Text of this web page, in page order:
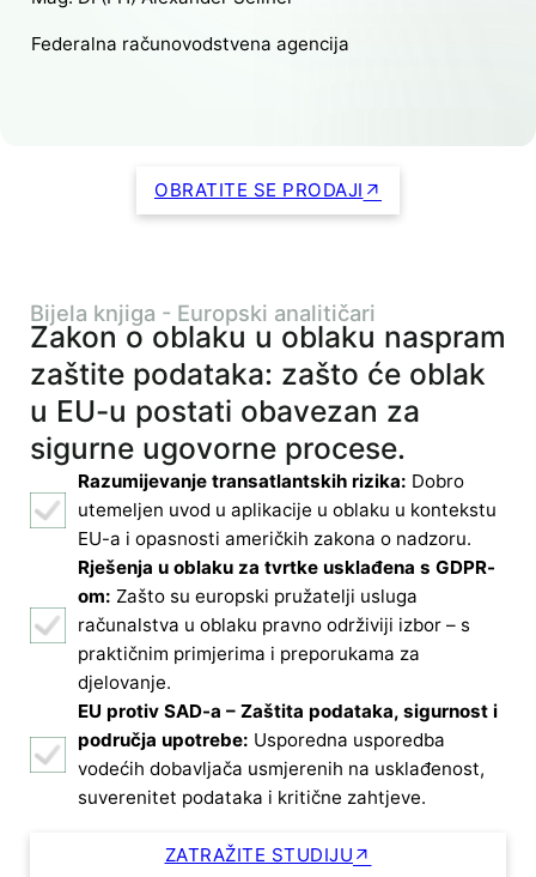
Federalna računovodstvena agencija
OBRATITE SE PRODAJI
Zakon o oblaku u oblaku naspram
zaštite podataka: zašto će oblak
u EU-u postati obavezan za
sigurne ugovorne procese.
Bijela knjiga - Europski analitičari
Razumijevanje transatlantskih rizika: Dobro
utemeljen uvod u aplikacije u oblaku u kontekstu
EU-a i opasnosti američkih zakona o nadzoru.
Rješenja u oblaku za tvrtke usklađena s GDPR-
om: Zašto su europski pružatelji usluga
računalstva u oblaku pravno održiviji izbor – s
praktičnim primjerima i preporukama za
djelovanje.
EU protiv SAD-a – Zaštita podataka, sigurnost i
područja upotrebe: Usporedna usporedba
vodećih dobavljača usmjerenih na usklađenost,
suverenitet podataka i kritične zahtjeve.
ZATRAŽITE STUDIJU